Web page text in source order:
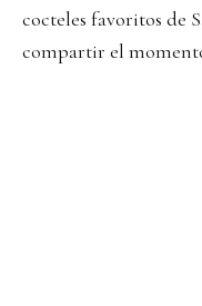
cocteles favoritos de
compartir el